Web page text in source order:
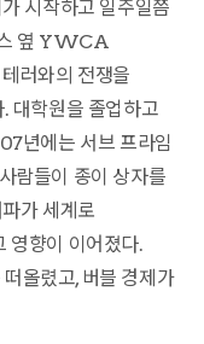
시작하고 일주일쯤
스 옆 YWCA
러와의 전쟁을
대학원을 졸업하고
년에는 서브 프라임
람들이 종이 상자를
가 세계로
영향이 이어졌다.
올렸고, 버블 경제가